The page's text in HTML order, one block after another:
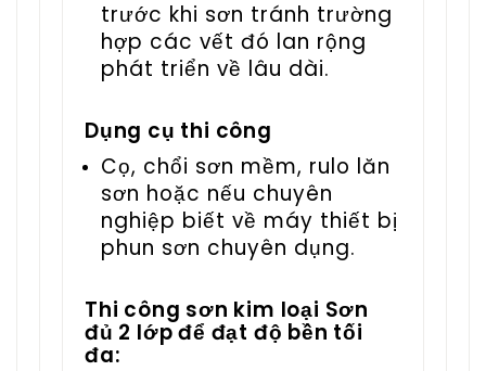
trước khi sơn tránh trường
hợp các vết đó lan rộng
phát triển về lâu dài.
Dụng cụ thi công
Cọ, chổi sơn mềm, rulo lăn
sơn hoặc nếu chuyên
nghiệp biết về máy thiết bị
phun sơn chuyên dụng.
Thi công sơn kim loại Sơn
đủ 2 lớp để đạt độ bền tối
đa: